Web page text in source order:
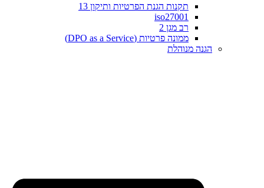
תקנות הגנת הפרטיות ותיקון 13
iso27001
רב מגן 2
ממונה פרטיות (DPO as a Service)
הגנה מנוהלת